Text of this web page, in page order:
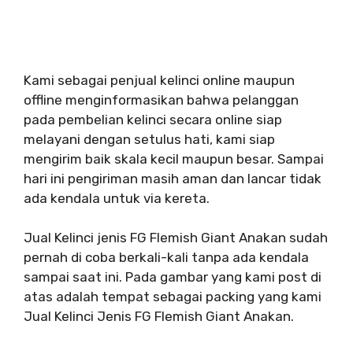
Kami sebagai penjual kelinci online maupun
offline menginformasikan bahwa pelanggan
pada pembelian kelinci secara online siap
melayani dengan setulus hati, kami siap
mengirim baik skala kecil maupun besar. Sampai
hari ini pengiriman masih aman dan lancar tidak
ada kendala untuk via kereta.
Jual Kelinci jenis FG Flemish Giant Anakan sudah
pernah di coba berkali-kali tanpa ada kendala
sampai saat ini. Pada gambar yang kami post di
atas adalah tempat sebagai packing yang kami
Jual Kelinci Jenis FG Flemish Giant Anakan.